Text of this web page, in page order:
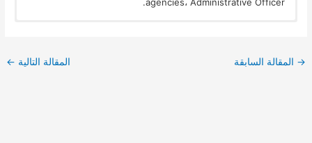
agencies، Administrative Officer.
→ المقالة السابقة المقالة التالية ←